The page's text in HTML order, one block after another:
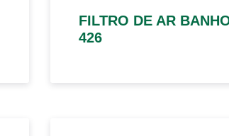
FILTRO DE AR
426